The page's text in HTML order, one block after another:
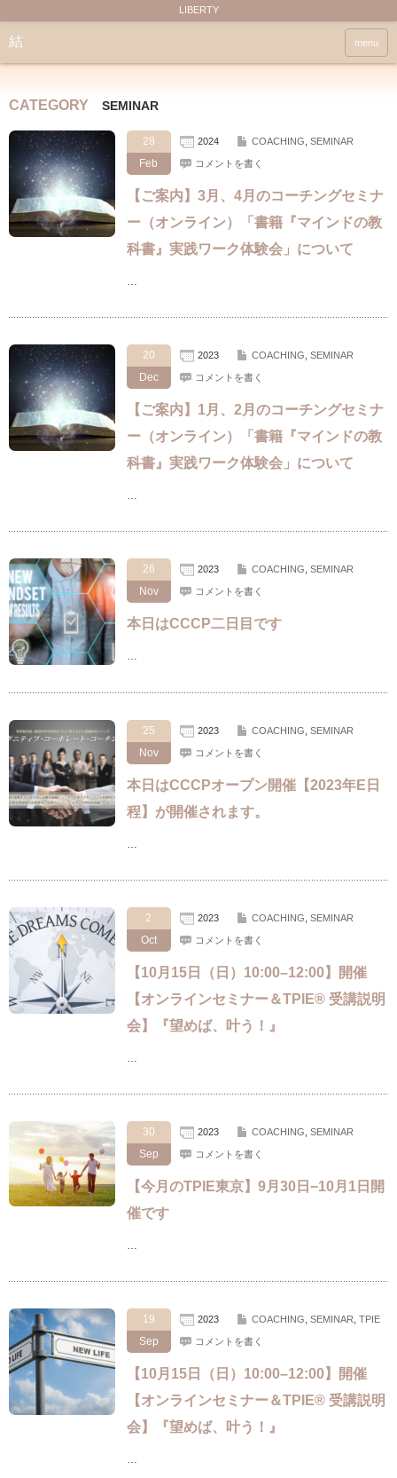
LIBERTY
結 menu
CATEGORY SEMINAR
28
Feb
2024 COACHING SEMINAR
コメントを書く
【ご案内】3月、4月のコーチングセミナ
ー（オンライン）「書籍『マインドの教
科書』実践ワーク体験会」について
…
20
Dec
2023 COACHING SEMINAR
コメントを書く
【ご案内】1月、2月のコーチングセミナ
ー（オンライン）「書籍『マインドの教
科書』実践ワーク体験会」について
…
26
Nov
2023 COACHING SEMINAR
コメントを書く
本日はCCCP二日目です
…
25
Nov
2023 COACHING SEMINAR
コメントを書く
本日はCCCPオープン開催【2023年E日
程】が開催されます。
…
2
Oct
2023 COACHING SEMINAR
コメントを書く
【10月15日（日）10:00–12:00】開催
【オンラインセミナー＆TPIE® 受講説明
会】『望めば、叶う！』
…
30
Sep
2023 COACHING SEMINAR
コメントを書く
【今月のTPIE東京】9月30日−10月1日開
催です
…
19
Sep
2023 COACHING SEMINAR TPIE
コメントを書く
【10月15日（日）10:00–12:00】開催
【オンラインセミナー＆TPIE® 受講説明
会】『望めば、叶う！』
…